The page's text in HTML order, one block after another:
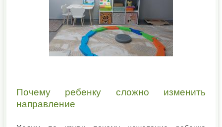
Почему ребенку сложно изменить
направление